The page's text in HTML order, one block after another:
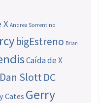
X Andrea Sorrentino
bigEstreno Brian
Caída de X
Dan SlottDC
Cates Gerry